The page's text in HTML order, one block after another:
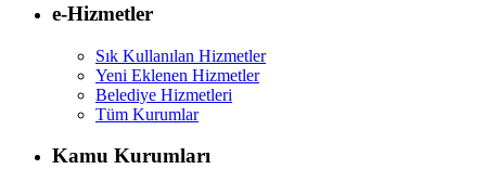
e-Hizmetler
Sık Kullanılan Hizmetler
Yeni Eklenen Hizmetler
Belediye Hizmetleri
Tüm Kurumlar
Kamu Kurumları